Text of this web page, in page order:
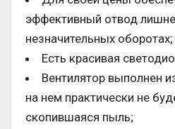
эффективный отвод
незначительных оборотах;
Есть красивая
Вентилятор выполнен
на нем практически не
скопившаяся пыль;